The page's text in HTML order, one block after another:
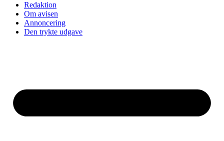
Redaktion
Om avisen
Annoncering
Den trykte udgave